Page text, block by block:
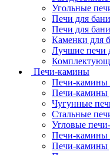
Угольные
Печи для
Печи для
Каменки для
Лучшие печи
Печи-камины
Печи-камины
Печи-камины
Чугунные
Стальные
Угловые
Печи-камины
Печи-камины